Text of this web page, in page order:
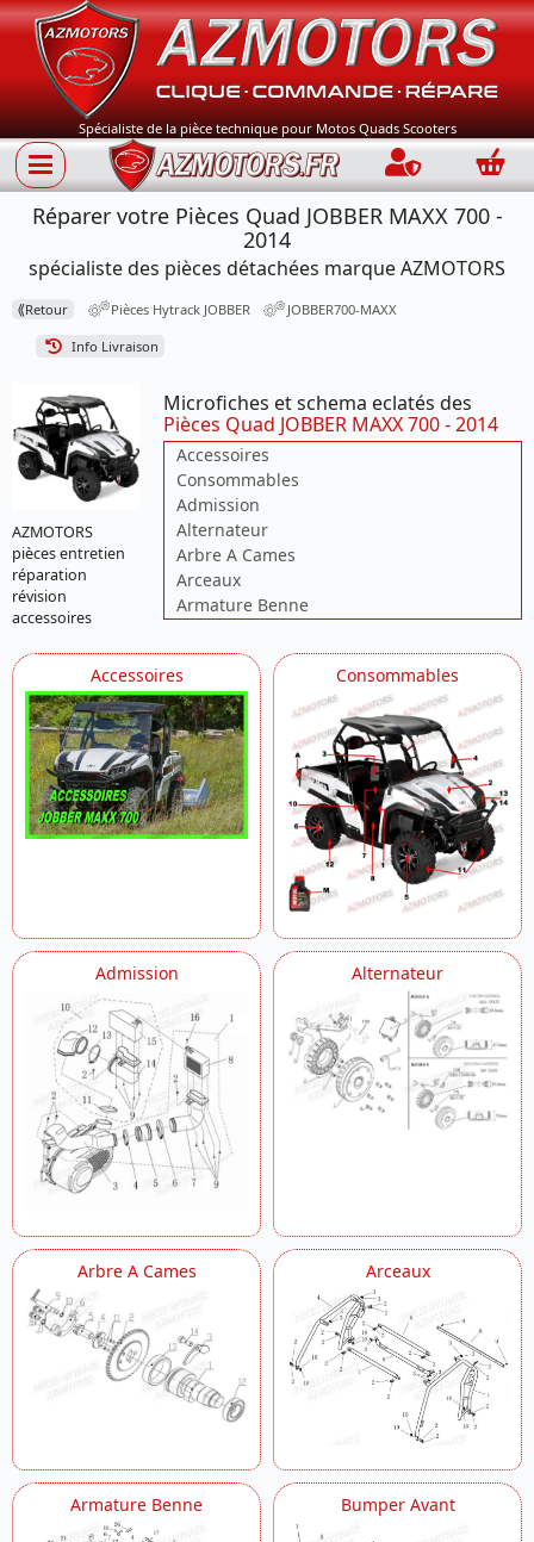
Spécialiste de la pièce technique pour Motos Quads Scooters
Connection
Réparer votre Pièces Quad JOBBER MAXX 700 -
2014
spécialiste des pièces détachées marque AZMOTORS
⟪Retour Pièces Hytrack JOBBER JOBBER700-MAXX
Info Livraison
AZMOTORS
pièces entretien
réparation
révision
accessoires
Microfiches et schema eclatés des
Pièces Quad JOBBER MAXX 700 - 2014
Accessoires
Consommables
Admission
Alternateur
Arbre A Cames
Arceaux
Armature Benne
Cache Culbuteurs
Cache Carter Droit
Cache Variateur
Cardans
Cardan 1 Cannelure
Cardan 2 Cannelures
Cardan Avant
Carrosserie
Carrosserie Avant
Carter De Bv
Carter Moteur
Carter Moteur Gauche
Ceintures
Chassis
Circuit De Refroidissement
Colonne De Direction
Culasse
Cylindre
Demarreur
Differentiel Arriere
Differentiel Avant
Distribution
Echappement
Eclairage
Embiellage
Etrier Avant
Frein De Parking
Maitre Cylindre
Marche Pied
Options
Pare Chocs
Pedalier
Plaques De Protections
Accessoires Consommables
Admission Alternateur
Arbre A Cames Arceaux
Armature Benne Bumper Avant